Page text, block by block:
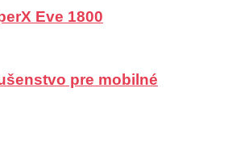
Eve 1800
pre mobilné